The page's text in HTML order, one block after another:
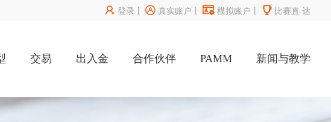
 登录 丨 真实账户  模拟账户  比赛直 达
交易 出入金 合作伙伴 PAMM 新闻与教学